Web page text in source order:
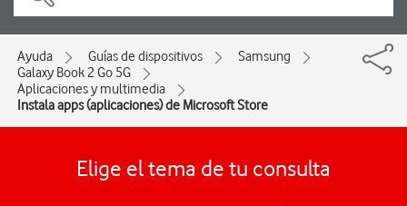
Ayuda Guías de dispositivos
Samsung
Galaxy Book 2 Go 5G
Aplicaciones y multimedia
Instala apps (aplicaciones) de Microsoft Store
Elige el tema de tu consulta